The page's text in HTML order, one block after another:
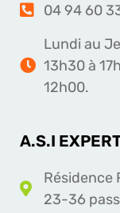
04 94 60
Lundi au
13h30 à
12h00.
A.S.I
Résidence
23-36